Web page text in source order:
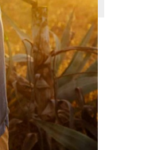
printemps été
décembre 2012